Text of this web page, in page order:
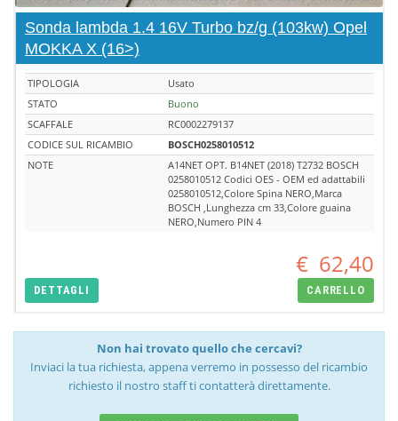
Sonda lambda 1.4 16V Turbo bz/g (103kw) Opel
MOKKA X (16>)
TIPOLOGIA
Usato
STATO
Buono
SCAFFALE
RC0002279137
CODICE SUL RICAMBIO
BOSCH0258010512
NOTE
A14NET OPT. B14NET (2018) T2732 BOSCH
0258010512 Codici OES - OEM ed adattabili
0258010512,Colore Spina NERO,Marca
BOSCH ,Lunghezza cm 33,Colore guaina
NERO,Numero PIN 4
€ 62,40
DETTAGLI CARRELLO
Non hai trovato quello che cercavi?
Inviaci la tua richiesta, appena verremo in possesso del ricambio
richiesto il nostro staff ti contatterà direttamente.